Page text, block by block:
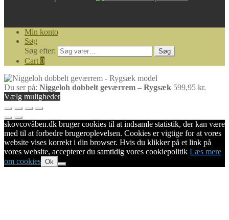
Min konto
Søg
Søg efter:
Søg
Cart 0
Du ser på: Niggeloh dobbelt geværrem – Rygsæk 599,95 kr.
Vælg muligheder
skovcovåben.dk bruger cookies til at indsamle statistik, der kan være
med til at forbedre brugeroplevelsen. Cookies er vigtige for at vores
website vises korrekt i din browser. Hvis du klikker på et link på
vores website, accepterer du samtidig vores cookiepolitik Læs mere
om cookies Ok